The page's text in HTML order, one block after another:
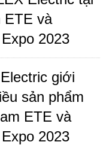
ETE và
2023
giới
sản phẩm
ETE và
2023